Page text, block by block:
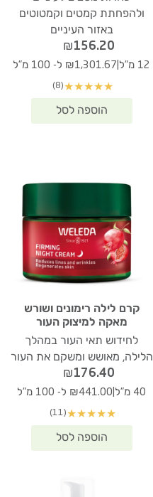
ולהפחתת קמטים וקמטוטים
באזור העיניים
₪156.20
12 מ"ל ₪1,301.67 ל- 100 מ"ל
★
★
★
★
★
(8)
קרם לילה רימונים ושורש
מאקה למיצוק העור
לחידוש תאי העור במהלך
הלילה, מאושש ומשקם את העור
₪176.40
40 מ"ל ₪441.00 ל- 100 מ"ל
★
★
★
★
★
(11)